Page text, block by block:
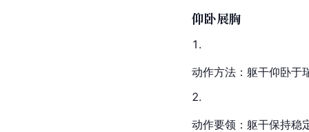
仰卧展胸
动作方法：躯干仰卧于
动作要领：躯干保持稳